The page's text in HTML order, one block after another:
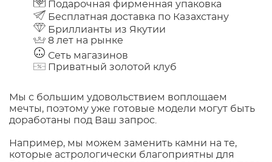
Подарочная фирменная упаковка
Бесплатная доставка по Казахстану
Бриллианты из Якутии
8 лет на рынке
Сеть магазинов
Приватный золотой клуб
Мы с большим удовольствием воплощаем
мечты, поэтому уже готовые модели могут быть
доработаны под Ваш запрос.
Например, мы можем заменить камни на те,
которые астрологически благоприятны для